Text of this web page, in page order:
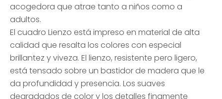
acogedora que atrae tanto a niños como a
adultos.
El cuadro Lienzo está impreso en material de alta
calidad que resalta los colores con especial
brillantez y viveza. El lienzo, resistente pero ligero,
está tensado sobre un bastidor de madera que le
da profundidad y presencia. Los suaves
degradados de color y los detalles finamente